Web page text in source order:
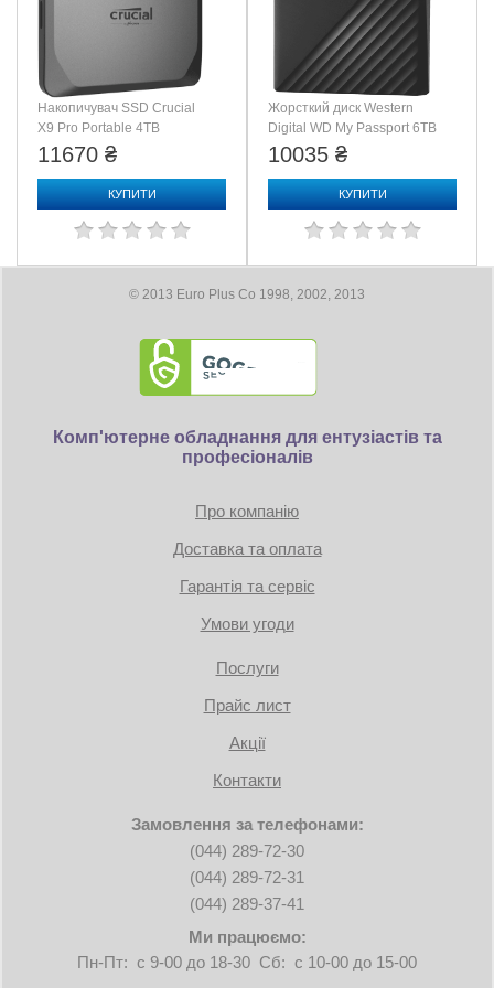
Накопичувач SSD Crucial
X9 Pro Portable 4TB
(CT4000X9PROSSD9)
11670 ₴
КУПИТИ
Жорсткий диск Western
Digital WD My Passport 6TB
(WDBR9S0060BBK-WESN)
10035 ₴
КУПИТИ
© 2013 Euro Plus Co 1998, 2002, 2013
Комп'ютерне обладнання для ентузіастів та
професіоналів
Про компанію
Доставка та оплата
Гарантія та сервіс
Умови угоди
Послуги
Прайс лист
Акції
Контакти
Замовлення за телефонами:
(044) 289-72-30
(044) 289-72-31
(044) 289-37-41
Ми працюємо:
Пн-Пт: с 9-00 до 18-30 Сб: с 10-00 до 15-00